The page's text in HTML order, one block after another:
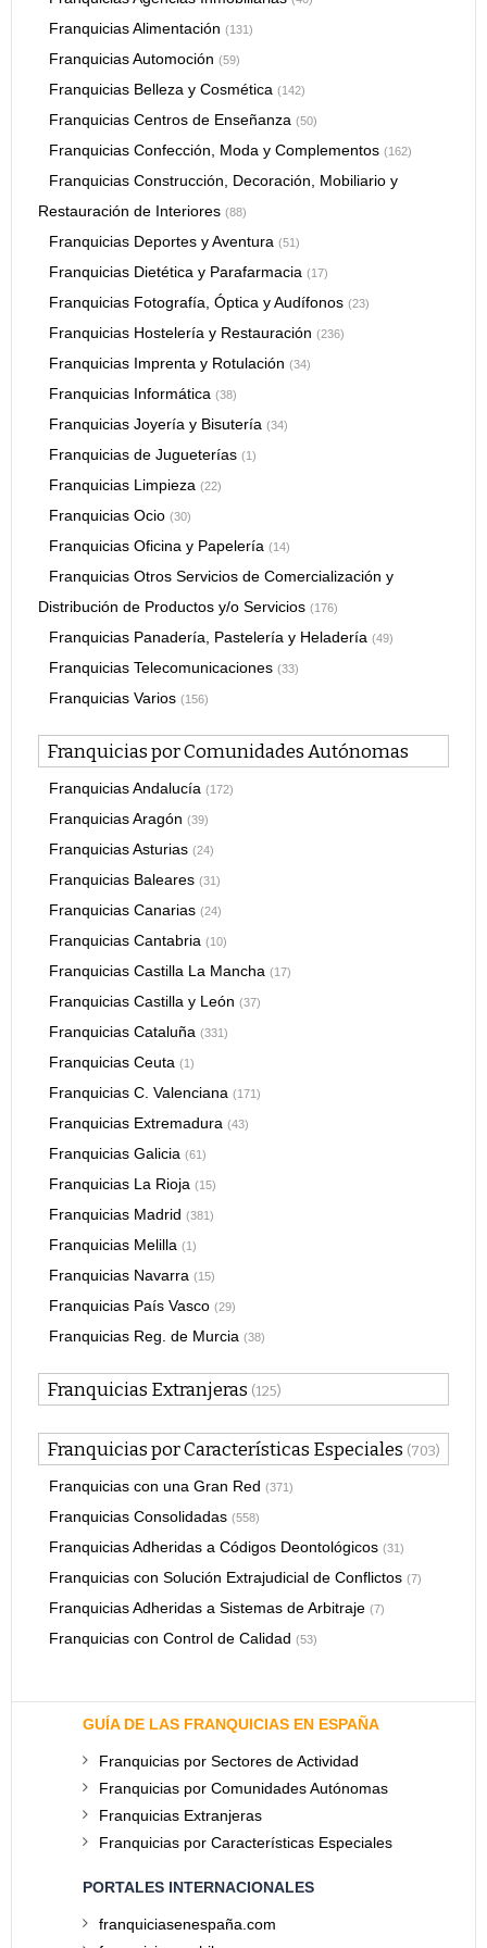
Franquicias Alimentación (131)
Franquicias Automoción (59)
Franquicias Belleza y Cosmética (142)
Franquicias Centros de Enseñanza (50)
Franquicias Confección, Moda y Complementos (162)
Franquicias Construcción, Decoración, Mobiliario y
Restauración de Interiores (88)
Franquicias Deportes y Aventura (51)
Franquicias Dietética y Parafarmacia (17)
Franquicias Fotografía, Óptica y Audífonos (23)
Franquicias Hostelería y Restauración (236)
Franquicias Imprenta y Rotulación (34)
Franquicias Informática (38)
Franquicias Joyería y Bisutería (34)
Franquicias de Jugueterías (1)
Franquicias Limpieza (22)
Franquicias Ocio (30)
Franquicias Oficina y Papelería (14)
Franquicias Otros Servicios de Comercialización y
Distribución de Productos y/o Servicios (176)
Franquicias Panadería, Pastelería y Heladería (49)
Franquicias Telecomunicaciones (33)
Franquicias Varios (156)
Franquicias por Comunidades Autónomas
(1437)
Franquicias Andalucía (172)
Franquicias Aragón (39)
Franquicias Asturias (24)
Franquicias Baleares (31)
Franquicias Canarias (24)
Franquicias Cantabria (10)
Franquicias Castilla La Mancha (17)
Franquicias Castilla y León (37)
Franquicias Cataluña (331)
Franquicias Ceuta (1)
Franquicias C. Valenciana (171)
Franquicias Extremadura (43)
Franquicias Galicia (61)
Franquicias La Rioja (15)
Franquicias Madrid (381)
Franquicias Melilla (1)
Franquicias Navarra (15)
Franquicias País Vasco (29)
Franquicias Reg. de Murcia (38)
Franquicias Extranjeras (125)
Franquicias por Características Especiales (703)
Franquicias con una Gran Red (371)
Franquicias Consolidadas (558)
Franquicias Adheridas a Códigos Deontológicos (31)
Franquicias con Solución Extrajudicial de Conflictos (7)
Franquicias Adheridas a Sistemas de Arbitraje (7)
Franquicias con Control de Calidad (53)
GUÍA DE LAS FRANQUICIAS EN ESPAÑA
Franquicias por Sectores de Actividad
Franquicias por Comunidades Autónomas
Franquicias Extranjeras
Franquicias por Características Especiales
PORTALES INTERNACIONALES
franquiciasenespaña.com